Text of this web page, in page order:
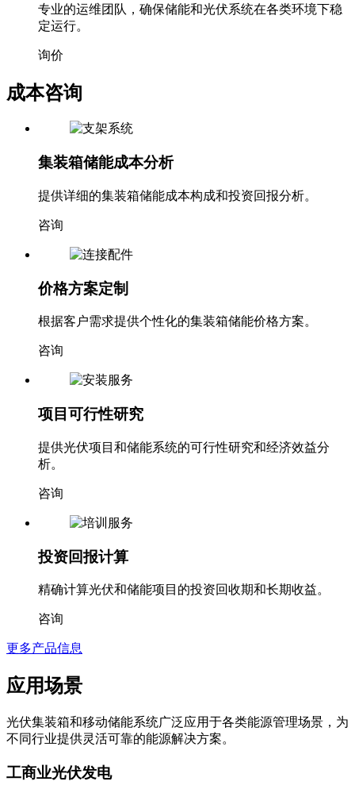
专业的运维团队，确保储能和光伏系统在各类环境下稳
定运行。
询价
成本咨询
集装箱储能成本分析
提供详细的集装箱储能成本构成和投资回报分析。
咨询
价格方案定制
根据客户需求提供个性化的集装箱储能价格方案。
咨询
项目可行性研究
提供光伏项目和储能系统的可行性研究和经济效益分
析。
咨询
投资回报计算
精确计算光伏和储能项目的投资回收期和长期收益。
咨询
更多产品信息
应用场景
光伏集装箱和移动储能系统广泛应用于各类能源管理场景，为
不同行业提供灵活可靠的能源解决方案。
工商业光伏发电